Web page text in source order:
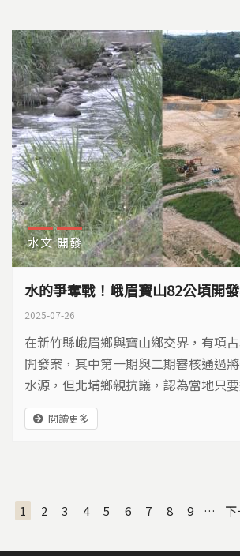
水文 開發
水的爭奪戰！峨眉寶山82公頃開
2025-07-26
在新竹縣峨眉鄉與寶山鄉交界，有項
開發案，其中第一期與二期審核通過
水源，但北埔鄉親抗議，認為當地只
缺水問題，如今又有產業要進駐與民搶
題更加劇。
閱讀更多
1 2 3 4 5 6 7 8 9 … 下